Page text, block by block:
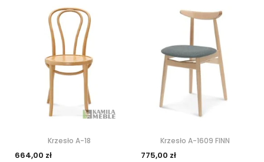
Krzesło A-18
664,00 zł
Krzesło A-1609 FINN
775,00 zł